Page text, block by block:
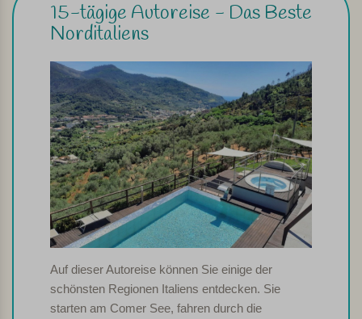
15-tägige Autoreise - Das Beste
Norditaliens
Auf dieser Autoreise können Sie einige der
schönsten Regionen Italiens entdecken. Sie
starten am Comer See, fahren durch die